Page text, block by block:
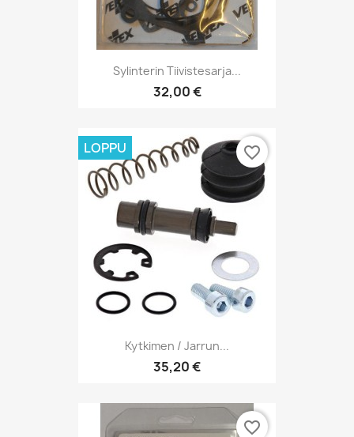
Sylinterin Tiivistesarja...
32,00 €
Kytkimen / Jarrun...
35,20 €
LOPPU favorite_border
favorite_border